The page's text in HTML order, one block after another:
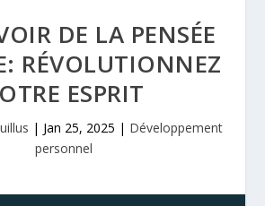
DE LA PENSÉE
RÉVOLUTIONNEZ
ESPRIT
| Jan 25, 2025 | Développement
personnel